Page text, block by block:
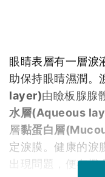
眼睛表層有一層
助保持眼睛濕潤。
layer)由瞼板腺腺
水層(Aqueous
層黏蛋白層
定淚膜。健康的淚
出現問題，便有機